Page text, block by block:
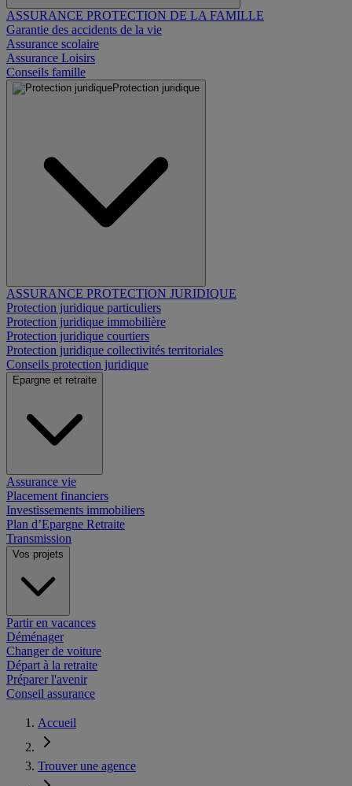
ASSURANCE PROTECTION DE LA FAMILLE
Garantie des accidents de la vie
Assurance scolaire
Assurance Loisirs
Conseils famille
Protection juridique
ASSURANCE PROTECTION JURIDIQUE
Protection juridique particuliers
Protection juridique immobilière
Protection juridique courtiers
Protection juridique collectivités territoriales
Conseils protection juridique
Epargne et retraite
Assurance vie
Placement financiers
Investissements immobiliers
Plan d’Epargne Retraite
Transmission
Vos projets
Partir en vacances
Déménager
Changer de voiture
Départ à la retraite
Préparer l'avenir
Conseil assurance
Accueil
Trouver une agence